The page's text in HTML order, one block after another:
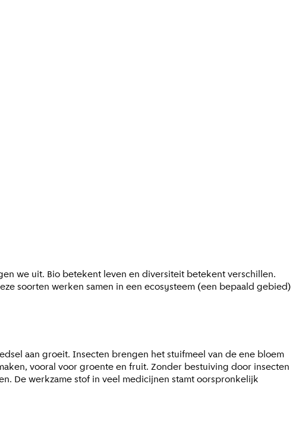
we uit. Bio betekent leven en diversiteit betekent verschillen.
soorten werken samen in een ecosysteem (een bepaald gebied)
aan groeit. Insecten brengen het stuifmeel van de ene bloem
vooral voor groente en fruit. Zonder bestuiving door insecten
De werkzame stof in veel medicijnen stamt oorspronkelijk